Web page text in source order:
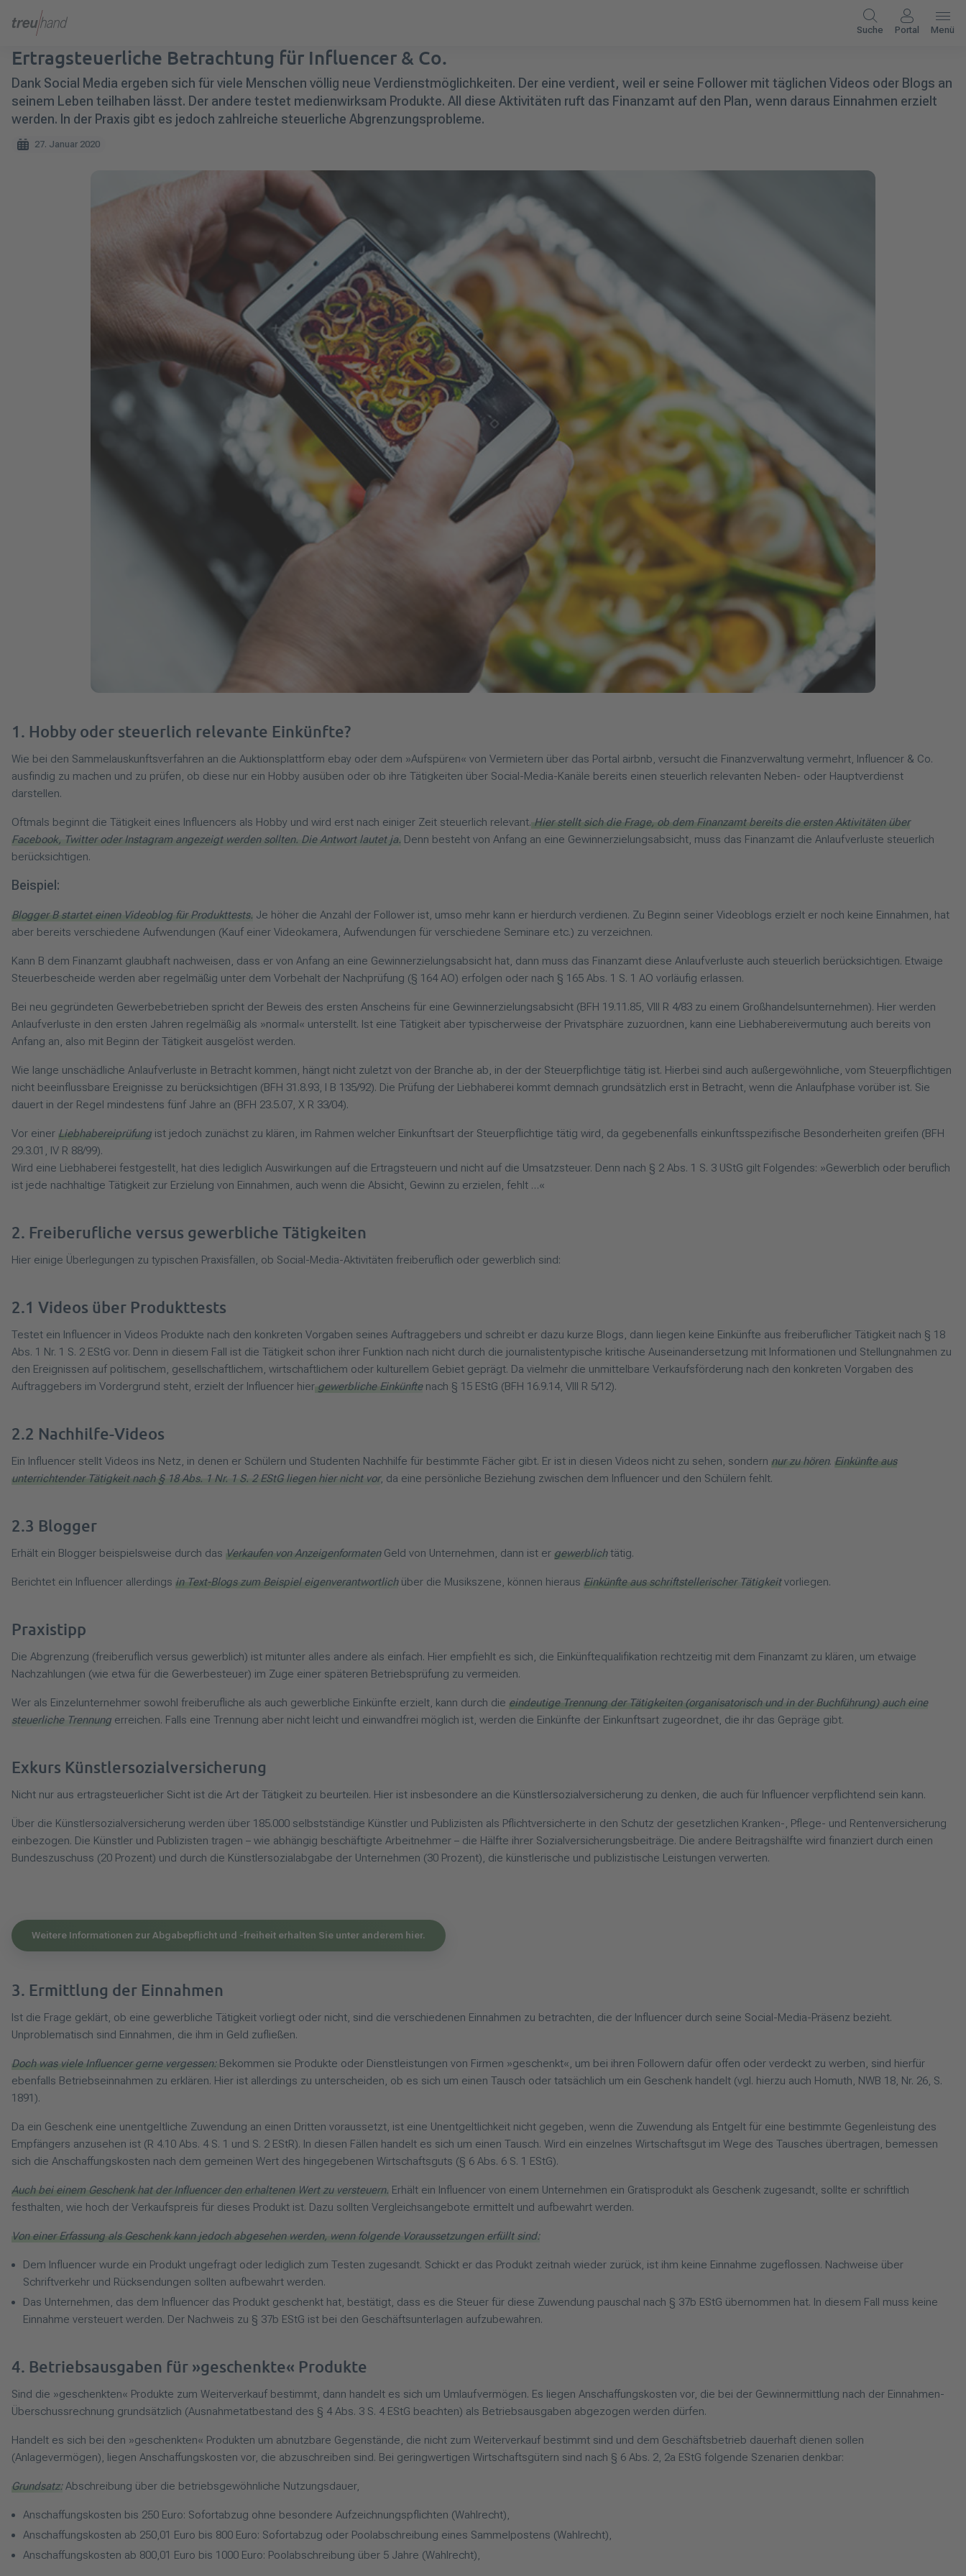
Suche Portal Menü
Ertragsteuerliche Betrachtung für Influencer & Co.
Dank Social Media ergeben sich für viele Menschen völlig neue Verdienstmöglichkeiten. Der eine verdient, weil er seine Follower mit täglichen Videos oder Blogs an
seinem Leben teilhaben lässt. Der andere testet medienwirksam Produkte. All diese Aktivitäten ruft das Finanzamt auf den Plan, wenn daraus Einnahmen erzielt
werden. In der Praxis gibt es jedoch zahlreiche steuerliche Abgrenzungsprobleme.
27. Januar 2020
1. Hobby oder steuerlich relevante Einkünfte?
Wie bei den Sammelauskunftsverfahren an die Auktionsplattform ebay oder dem »Aufspüren« von Vermietern über das Portal airbnb, versucht die Finanzverwaltung vermehrt, Influencer & Co.
ausfindig zu machen und zu prüfen, ob diese nur ein Hobby ausüben oder ob ihre Tätigkeiten über Social-Media-Kanäle bereits einen steuerlich relevanten Neben- oder Hauptverdienst
darstellen.
Oftmals beginnt die Tätigkeit eines Influencers als Hobby und wird erst nach einiger Zeit steuerlich relevant. Hier stellt sich die Frage, ob dem Finanzamt bereits die ersten Aktivitäten über
Facebook, Twitter oder Instagram angezeigt werden sollten. Die Antwort lautet ja. Denn besteht von Anfang an eine Gewinnerzielungsabsicht, muss das Finanzamt die Anlaufverluste steuerlich
berücksichtigen.
Beispiel:
Blogger B startet einen Videoblog für Produkttests. Je höher die Anzahl der Follower ist, umso mehr kann er hierdurch verdienen. Zu Beginn seiner Videoblogs erzielt er noch keine Einnahmen, hat
aber bereits verschiedene Aufwendungen (Kauf einer Videokamera, Aufwendungen für verschiedene Seminare etc.) zu verzeichnen.
Kann B dem Finanzamt glaubhaft nachweisen, dass er von Anfang an eine Gewinnerzielungsabsicht hat, dann muss das Finanzamt diese Anlaufverluste auch steuerlich berücksichtigen. Etwaige
Steuerbescheide werden aber regelmäßig unter dem Vorbehalt der Nachprüfung (§ 164 AO) erfolgen oder nach § 165 Abs. 1 S. 1 AO vorläufig erlassen.
Bei neu gegründeten Gewerbebetrieben spricht der Beweis des ersten Anscheins für eine Gewinnerzielungsabsicht (BFH 19.11.85, VIII R 4/83 zu einem Großhandelsunternehmen). Hier werden
Anlaufverluste in den ersten Jahren regelmäßig als »normal« unterstellt. Ist eine Tätigkeit aber typischerweise der Privatsphäre zuzuordnen, kann eine Liebhabereivermutung auch bereits von
Anfang an, also mit Beginn der Tätigkeit ausgelöst werden.
Wie lange unschädliche Anlaufverluste in Betracht kommen, hängt nicht zuletzt von der Branche ab, in der der Steuerpflichtige tätig ist. Hierbei sind auch außergewöhnliche, vom Steuerpflichtigen
nicht beeinflussbare Ereignisse zu berücksichtigen (BFH 31.8.93, I B 135/92). Die Prüfung der Liebhaberei kommt demnach grundsätzlich erst in Betracht, wenn die Anlaufphase vorüber ist. Sie
dauert in der Regel mindestens fünf Jahre an (BFH 23.5.07, X R 33/04).
Vor einer Liebhabereiprüfung ist jedoch zunächst zu klären, im Rahmen welcher Einkunftsart der Steuerpflichtige tätig wird, da gegebenenfalls einkunftsspezifische Besonderheiten greifen (BFH
29.3.01, IV R 88/99).
Wird eine Liebhaberei festgestellt, hat dies lediglich Auswirkungen auf die Ertragsteuern und nicht auf die Umsatzsteuer. Denn nach § 2 Abs. 1 S. 3 UStG gilt Folgendes: »Gewerblich oder beruflich
ist jede nachhaltige Tätigkeit zur Erzielung von Einnahmen, auch wenn die Absicht, Gewinn zu erzielen, fehlt …«
2. Freiberufliche versus gewerbliche Tätigkeiten
Hier einige Überlegungen zu typischen Praxisfällen, ob Social-Media-Aktivitäten freiberuflich oder gewerblich sind:
2.1 Videos über Produkttests
Testet ein Influencer in Videos Produkte nach den konkreten Vorgaben seines Auftraggebers und schreibt er dazu kurze Blogs, dann liegen keine Einkünfte aus freiberuflicher Tätigkeit nach § 18
Abs. 1 Nr. 1 S. 2 EStG vor. Denn in diesem Fall ist die Tätigkeit schon ihrer Funktion nach nicht durch die journalistentypische kritische Auseinandersetzung mit Informationen und Stellungnahmen zu
den Ereignissen auf politischem, gesellschaftlichem, wirtschaftlichem oder kulturellem Gebiet geprägt. Da vielmehr die unmittelbare Verkaufsförderung nach den konkreten Vorgaben des
Auftraggebers im Vordergrund steht, erzielt der Influencer hier gewerbliche Einkünftenach § 15 EStG (BFH 16.9.14, VIII R 5/12).
2.2 Nachhilfe-Videos
Ein Influencer stellt Videos ins Netz, in denen er Schülern und Studenten Nachhilfe für bestimmte Fächer gibt. Er ist in diesen Videos nicht zu sehen, sondern nur zu hören. Einkünfte aus
unterrichtender Tätigkeit nach § 18 Abs. 1 Nr. 1 S. 2 EStG liegen hier nicht vor, da eine persönliche Beziehung zwischen dem Influencer und den Schülern fehlt.
2.3 Blogger
Erhält ein Blogger beispielsweise durch das Verkaufen von AnzeigenformatenGeld von Unternehmen, dann ist er gewerblichtätig.
Berichtet ein Influencer allerdings in Text-Blogs zum Beispiel eigenverantwortlichüber die Musikszene, können hieraus Einkünfte aus schriftstellerischer Tätigkeitvorliegen.
Praxistipp
Die Abgrenzung (freiberuflich versus gewerblich) ist mitunter alles andere als einfach. Hier empfiehlt es sich, die Einkünftequalifikation rechtzeitig mit dem Finanzamt zu klären, um etwaige
Nachzahlungen (wie etwa für die Gewerbesteuer) im Zuge einer späteren Betriebsprüfung zu vermeiden.
Wer als Einzelunternehmer sowohl freiberufliche als auch gewerbliche Einkünfte erzielt, kann durch die eindeutige Trennung der Tätigkeiten (organisatorisch und in der Buchführung) auch eine
steuerliche Trennung erreichen. Falls eine Trennung aber nicht leicht und einwandfrei möglich ist, werden die Einkünfte der Einkunftsart zugeordnet, die ihr das Gepräge gibt.
Exkurs Künstlersozialversicherung
Nicht nur aus ertragsteuerlicher Sicht ist die Art der Tätigkeit zu beurteilen. Hier ist insbesondere an die Künstlersozialversicherung zu denken, die auch für Influencer verpflichtend sein kann.
Über die Künstlersozialversicherung werden über 185.000 selbstständige Künstler und Publizisten als Pflichtversicherte in den Schutz der gesetzlichen Kranken-, Pflege- und Rentenversicherung
einbezogen. Die Künstler und Publizisten tragen – wie abhängig beschäftigte Arbeitnehmer – die Hälfte ihrer Sozialversicherungsbeiträge. Die andere Beitragshälfte wird finanziert durch einen
Bundeszuschuss (20 Prozent) und durch die Künstlersozialabgabe der Unternehmen (30 Prozent), die künstlerische und publizistische Leistungen verwerten.
Weitere Informationen zur Abgabepflicht und -freiheit erhalten Sie unter anderem hier.
3. Ermittlung der Einnahmen
Ist die Frage geklärt, ob eine gewerbliche Tätigkeit vorliegt oder nicht, sind die verschiedenen Einnahmen zu betrachten, die der Influencer durch seine Social-Media-Präsenz bezieht.
Unproblematisch sind Einnahmen, die ihm in Geld zufließen.
Doch was viele Influencer gerne vergessen: Bekommen sie Produkte oder Dienstleistungen von Firmen »geschenkt«, um bei ihren Followern dafür offen oder verdeckt zu werben, sind hierfür
ebenfalls Betriebseinnahmen zu erklären. Hier ist allerdings zu unterscheiden, ob es sich um einen Tausch oder tatsächlich um ein Geschenk handelt (vgl. hierzu auch Homuth, NWB 18, Nr. 26, S.
1891).
Da ein Geschenk eine unentgeltliche Zuwendung an einen Dritten voraussetzt, ist eine Unentgeltlichkeit nicht gegeben, wenn die Zuwendung als Entgelt für eine bestimmte Gegenleistung des
Empfängers anzusehen ist (R 4.10 Abs. 4 S. 1 und S. 2 EStR). In diesen Fällen handelt es sich um einen Tausch. Wird ein einzelnes Wirtschaftsgut im Wege des Tausches übertragen, bemessen
sich die Anschaffungskosten nach dem gemeinen Wert des hingegebenen Wirtschaftsguts (§ 6 Abs. 6 S. 1 EStG).
Auch bei einem Geschenk hat der Influencer den erhaltenen Wert zu versteuern. Erhält ein Influencer von einem Unternehmen ein Gratisprodukt als Geschenk zugesandt, sollte er schriftlich
festhalten, wie hoch der Verkaufspreis für dieses Produkt ist. Dazu sollten Vergleichsangebote ermittelt und aufbewahrt werden.
Von einer Erfassung als Geschenk kann jedoch abgesehen werden, wenn folgende Voraussetzungen erfüllt sind:
Dem Influencer wurde ein Produkt ungefragt oder lediglich zum Testen zugesandt. Schickt er das Produkt zeitnah wieder zurück, ist ihm keine Einnahme zugeflossen. Nachweise über
Schriftverkehr und Rücksendungen sollten aufbewahrt werden.
Das Unternehmen, das dem Influencer das Produkt geschenkt hat, bestätigt, dass es die Steuer für diese Zuwendung pauschal nach § 37b EStG übernommen hat. In diesem Fall muss keine
Einnahme versteuert werden. Der Nachweis zu § 37b EStG ist bei den Geschäftsunterlagen aufzubewahren.
4. Betriebsausgaben für »geschenkte« Produkte
Sind die »geschenkten« Produkte zum Weiterverkauf bestimmt, dann handelt es sich um Umlaufvermögen. Es liegen Anschaffungskosten vor, die bei der Gewinnermittlung nach der Einnahmen-
Überschussrechnung grundsätzlich (Ausnahmetatbestand des § 4 Abs. 3 S. 4 EStG beachten) als Betriebsausgaben abgezogen werden dürfen.
Handelt es sich bei den »geschenkten« Produkten um abnutzbare Gegenstände, die nicht zum Weiterverkauf bestimmt sind und dem Geschäftsbetrieb dauerhaft dienen sollen
(Anlagevermögen), liegen Anschaffungskosten vor, die abzuschreiben sind. Bei geringwertigen Wirtschaftsgütern sind nach § 6 Abs. 2, 2a EStG folgende Szenarien denkbar:
Grundsatz:Abschreibung über die betriebsgewöhnliche Nutzungsdauer,
Anschaffungskosten bis 250 Euro: Sofortabzug ohne besondere Aufzeichnungspflichten (Wahlrecht),
Anschaffungskosten ab 250,01 Euro bis 800 Euro: Sofortabzug oder Poolabschreibung eines Sammelpostens (Wahlrecht),
Anschaffungskosten ab 800,01 Euro bis 1000 Euro: Poolabschreibung über 5 Jahre (Wahlrecht),